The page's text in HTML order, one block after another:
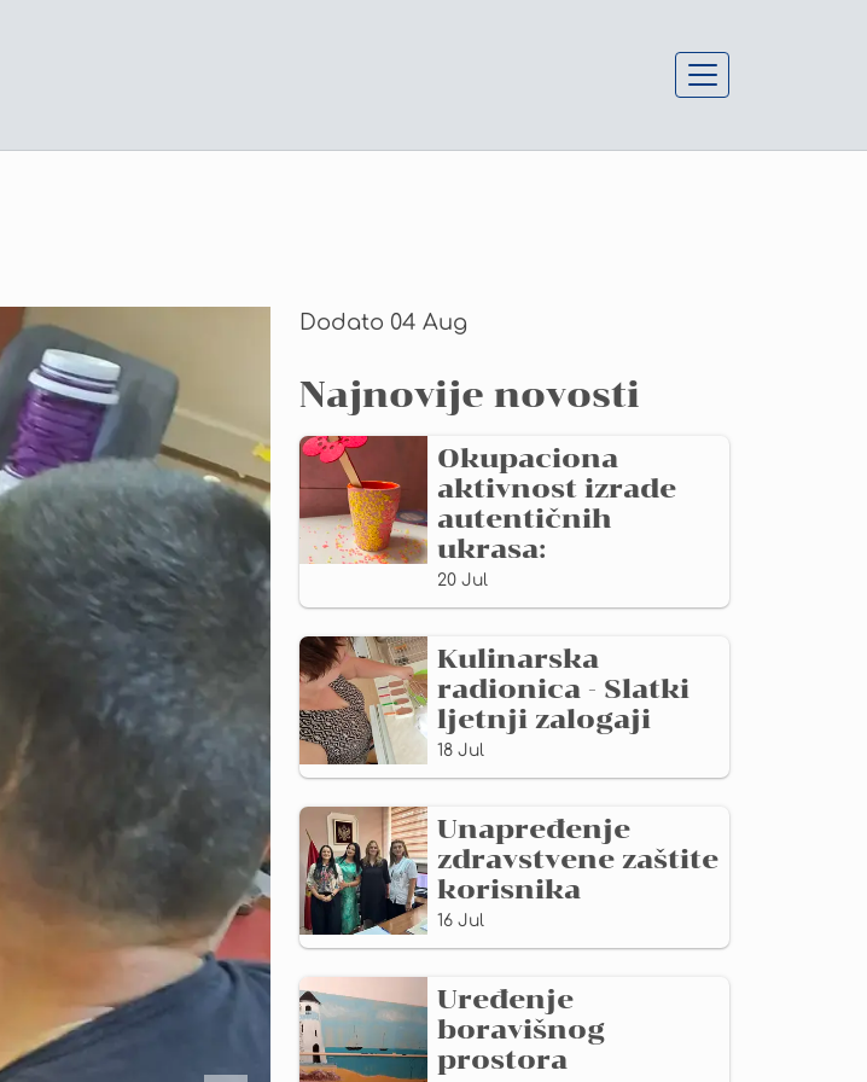
Dodato 04 Aug
Najnovije novosti
Okupaciona
aktivnost izrade
autentičnih
ukrasa:
20 Jul
Kulinarska
radionica - Slatki
ljetnji zalogaji
18 Jul
Unapređenje
zdravstvene zaštite
korisnika
16 Jul
Uređenje
boravišnog
prostora